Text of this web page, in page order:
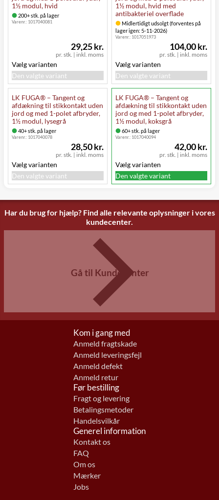
1½ modul, hvid
200+ stk. på lager
Varenr.: 1017040081
pr. stk. | inkl. moms
29,25 kr.
Vælg varianten
Den valgte variant
1½ modul, hvid med
antibakteriel overflade
Midlertidigt udsolgt (forventes på
lager igen: 5-11-2026)
Varenr.: 1017051973
pr. stk. | inkl. moms
104,00 kr.
Vælg varianten
Den valgte variant
LK FUGA® – Tangent og
afdækning til stikkontakt uden
jord og med 1-polet afbryder,
1½ modul, lysegrå
40+ stk. på lager
Varenr.: 1017040078
pr. stk. | inkl. moms
28,50 kr.
Vælg varianten
Den valgte variant
LK FUGA® – Tangent og
afdækning til stikkontakt uden
jord og med 1-polet afbryder,
1½ modul, koksgrå
60+ stk. på lager
Varenr.: 1017040094
pr. stk. | inkl. moms
42,00 kr.
Vælg varianten
Den valgte variant
Har du brug for hjælp? Find alle relevante oplysninger i vores
kundecenter.
Gå til Kundecenter
Kom i gang med
Anmeld fragtskade
Anmeld leveringsfejl
Anmeld defekt
Anmeld retur
Før bestilling
Fragt og levering
Betalingsmetoder
Handelsvilkår
Generel information
Kontakt os
FAQ
Om os
Mærker
Jobs